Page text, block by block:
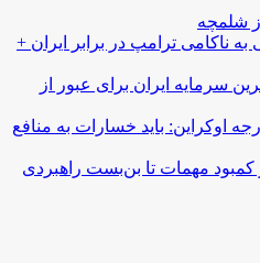
شلمچه
ناکامی ترامپ در برابر ایران +
سرمایه ایران برای عبور از
اوکراین: باید خسارات به منافع
کمبود مهمات تا بن‌بست راهبردی